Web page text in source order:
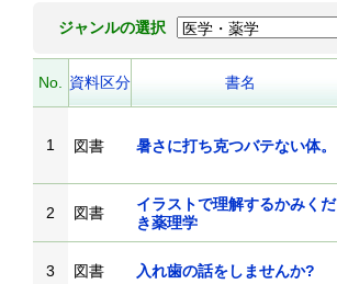
ジャンルの選択
No. 資料区分 書名
1 図書 暑さに打ち克つバテない体。
2 図書
イラストで理解するかみくだ
き薬理学
3 図書 入れ歯の話をしませんか?